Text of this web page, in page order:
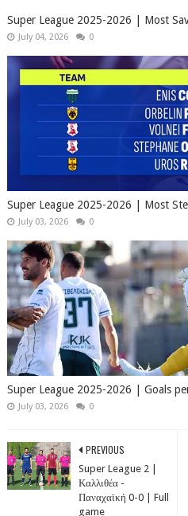
Super League 2025-2026 | Most
July 04, 2026 0
Super League 2025-2026 | Most
July 03, 2026 0
Super League 2025-2026 | Goals
July 03, 2026 0
PREVIOUS
Super League 2 |
Καλλιθέα -
Παναχαϊκή 0-0 | Full
game